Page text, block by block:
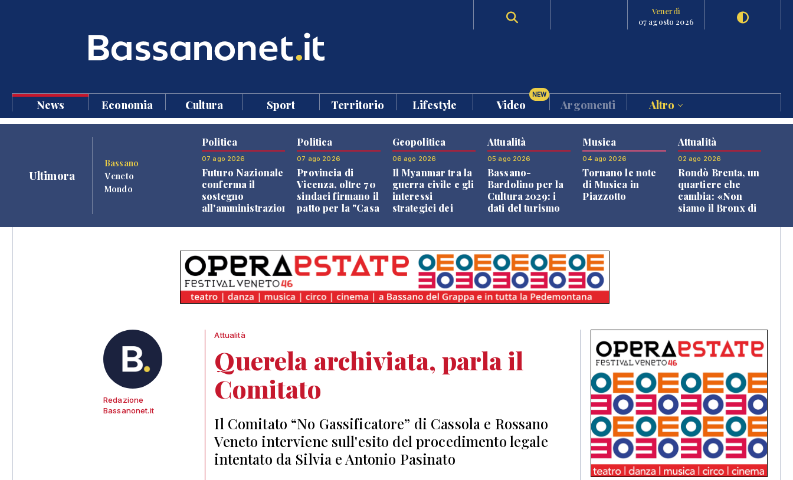
Venerdì
07 agosto 2026
News Economia Cultura Sport Territorio Lifestyle Video
NEW
Argomenti Altro
Ultimora
Bassano
Veneto
Mondo
Politica
07 ago 2026
Futuro Nazionale
conferma il
sostegno
all'amministrazione
Politica
07 ago 2026
Provincia di
Vicenza, oltre 70
sindaci firmano il
patto per la "Casa
Geopolitica
06 ago 2026
Il Myanmar tra la
guerra civile e gli
interessi
strategici dei
Attualità
05 ago 2026
Bassano-
Bardolino per la
Cultura 2029: i
dati del turismo
Musica
04 ago 2026
Tornano le note
di Musica in
Piazzotto
Attualità
02 ago 2026
Rondò Brenta, un
quartiere che
cambia: «Non
siamo il Bronx di
Redazione
Bassanonet.it
Attualità
Querela archiviata, parla il
Comitato
Il Comitato “No Gassificatore” di Cassola e Rossano
Veneto interviene sull'esito del procedimento legale
intentato da Silvia e Antonio Pasinato